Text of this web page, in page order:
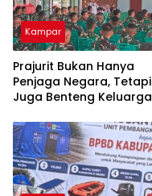
Kampar
Prajurit Bukan Hanya
Penjaga Negara, Tetapi
Juga Benteng Keluarga